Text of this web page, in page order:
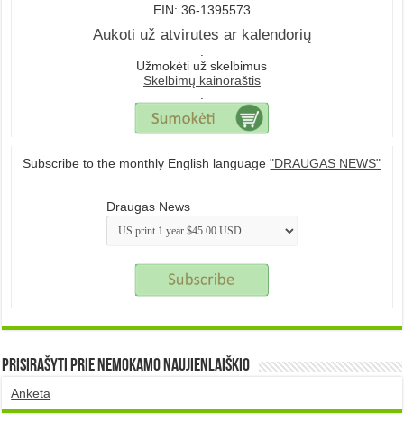
EIN: 36-1395573
Aukoti už atvirutes ar kalendorių
Užmokėti už skelbimus
Skelbimų kainoraštis
Subscribe to the monthly English language"DRAUGAS NEWS"
Draugas News
Prisirašyti prie nemokamo naujienlaiškio
Anketa